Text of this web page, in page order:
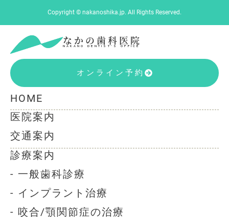
Copyright © nakanoshika.jp. All Rights Reserved.
なかの歯科医院
NAKANO DENTIST’S OFFICE
オンライン予約
HOME
医院案内
交通案内
診療案内
- 一般歯科診療
- インプラント治療
- 咬合/顎関節症の治療